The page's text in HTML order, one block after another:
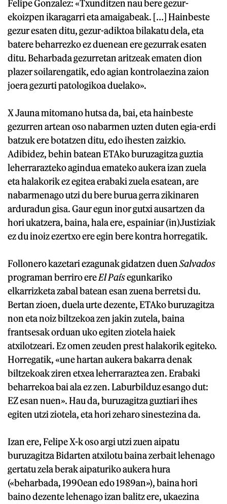
Felipe Gonzalez: «Txunditzen nau bere gezur-
ekoizpen ikaragarri eta amaigabeak. […] Hainbeste
gezur esaten ditu, gezur-adiktoa bilakatu dela, eta
batere beharrezko ez duenean ere gezurrak esaten
ditu. Beharbada gezurretan aritzeak ematen dion
plazer soilarengatik, edo agian kontrolaezina zaion
joera gezurti patologikoa duelako».
X Jauna mitomano hutsa da, bai, eta hainbeste
gezurren artean oso nabarmen uzten duten egia-erdi
batzuk ere botatzen ditu, edo ihesten zaizkio.
Adibidez, behin batean ETAko buruzagitza guztia
leherrarazteko agindua emateko aukera izan zuela
eta halakorik ez egitea erabaki zuela esatean, are
nabarmenago utzi du bere burua gerra zikinaren
arduradun gisa. Gaur egun inor gutxi ausartzen da
hori ukatzera, baina, hala ere, espainiar (in)Justiziak
ez du inoiz ezertxo ere egin bere kontra horregatik.
Follonero kazetari ezagunak gidatzen duenSalvados
programan berriro ereEl Paísegunkariko
elkarrizketa zabal batean esan zuena berretsi du.
Bertan zioen, duela urte dezente, ETAko buruzagitza
non eta noiz biltzekoa zen jakin zutela, baina
frantsesak orduan uko egiten ziotela haiek
atxilotzeari. Ez omen zeuden prest halakorik egiteko.
Horregatik, «une hartan aukera bakarra denak
biltzekoak ziren etxea leherraraztea zen. Erabaki
beharrekoa bai ala ez zen. Laburbilduz esango dut:
EZ esan nuen». Hau da, buruzagitza guztiari ihes
egiten utzi ziotela, eta hori zeharo sinestezina da.
Izan ere, Felipe X-k oso argi utzi zuen aipatu
buruzagitza Bidarten atxilotu baina zerbait lehenago
gertatu zela berak aipaturiko aukera hura
(«beharbada, 1990ean edo 1989an»), baina hori
baino dezente lehenago izan balitz ere, ukaezina